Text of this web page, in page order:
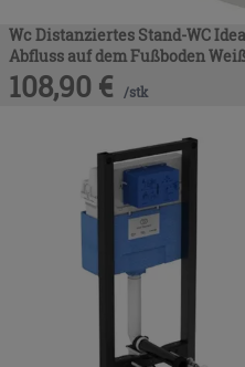
Wc Distanziertes Stand-WC
Abfluss auf dem Fußboden
108,90 € /stk